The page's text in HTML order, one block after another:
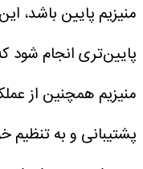
منیزیم پایین باشد،
پایین‌تری انجام
منیزیم همچنین از
پشتیبانی و به